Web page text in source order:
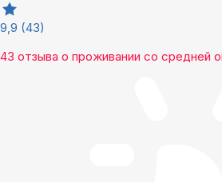
9,9 (43)
43 отзыва о проживании со средней